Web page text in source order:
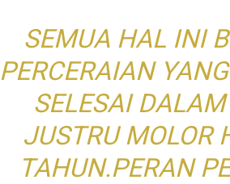
SEMUA HAL INI
PERCERAIAN
SELESAI
JUSTRU MOLOR
TAHUN.PERAN